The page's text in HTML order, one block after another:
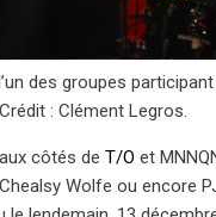
des groupes participant
: Clément Legros.
côtés deT/O et
Wolfe ou encore